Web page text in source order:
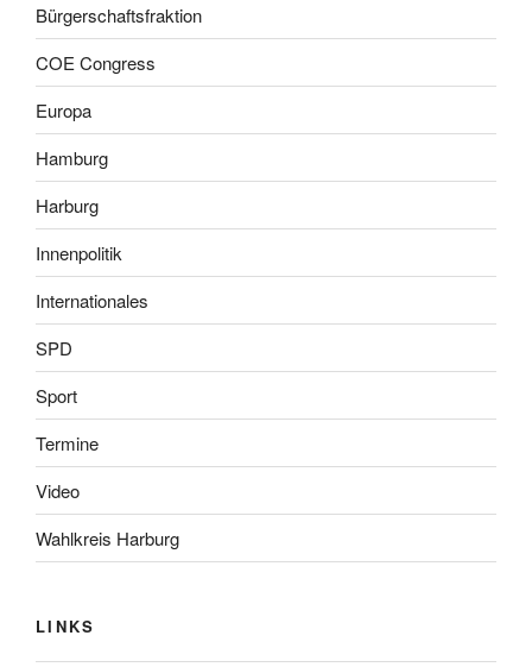
Bürgerschaftsfraktion
COE Congress
Europa
Hamburg
Harburg
Innenpolitik
Internationales
SPD
Sport
Termine
Video
Wahlkreis Harburg
LINKS